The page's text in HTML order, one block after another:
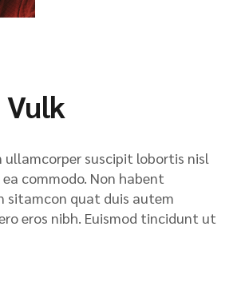
ullamcorper suscipit lobortis nisl
commodo. Non habent
sitamcon quat duis autem
eros nibh. Euismod tincidunt ut